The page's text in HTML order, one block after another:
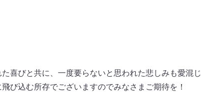
喜びと共に、一度要らないと思われた悲しみも愛混じ
び込む所存でございますのでみなさまご期待を！